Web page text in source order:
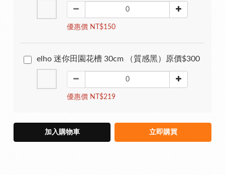
優惠價 NT$150
elho 迷你田園花槽 30cm （質感黑）原價$300
優惠價 NT$219
加入購物車 立即購買